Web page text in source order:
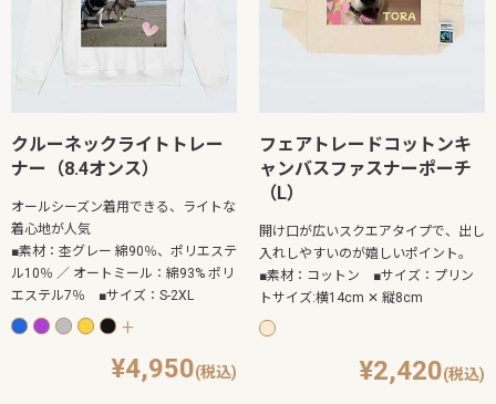
クルーネックライトトレー
ナー（8.4オンス）
オールシーズン着用できる、ライトな
着心地が人気
■素材：杢グレー 綿90％、ポリエステ
ル10％ ／ オートミール：綿93% ポリ
エステル7％ ■サイズ：S-2XL
+
4,950
フェアトレードコットンキ
ャンバスファスナーポーチ
（L）
開け口が広いスクエアタイプで、出し
入れしやすいのが嬉しいポイント。
■素材：コットン ■サイズ：プリン
トサイズ:横14cm ✕ 縦8cm
2,420